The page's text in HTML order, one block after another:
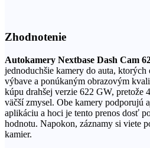
Zhodnotenie
Autokamery Nextbase Dash Cam
jednoduchšie kamery do auta, ktorých
výbave a ponúkaným obrazovým
kúpu drahšej verzie 622 GW, pretože
väčší zmysel. Obe kamery podporujú
aplikáciu a hoci je tento prenos dosť
hodnotu. Napokon, záznamy si viete
kamier.